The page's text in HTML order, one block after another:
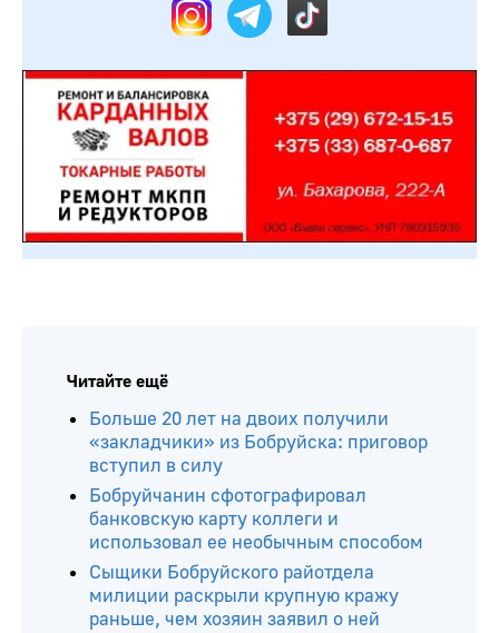
Читайте ещё
Больше 20 лет на двоих получили
«закладчики» из Бобруйска: приговор
вступил в силу
Бобруйчанин сфотографировал
банковскую карту коллеги и
использовал ее необычным способом
Сыщики Бобруйского райотдела
милиции раскрыли крупную кражу
раньше, чем хозяин заявил о ней